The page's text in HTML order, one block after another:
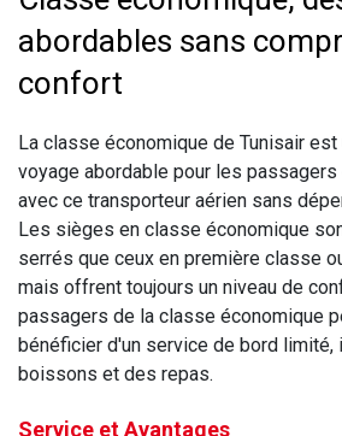
abordables sans
confort
La classe économique de Tunisair
voyage abordable pour les
avec ce transporteur aérien sans
Les sièges en classe économique
serrés que ceux en première classe
mais offrent toujours un niveau de
passagers de la classe économique
bénéficier d'un service de bord limité,
boissons et des repas.
Service et Avantages